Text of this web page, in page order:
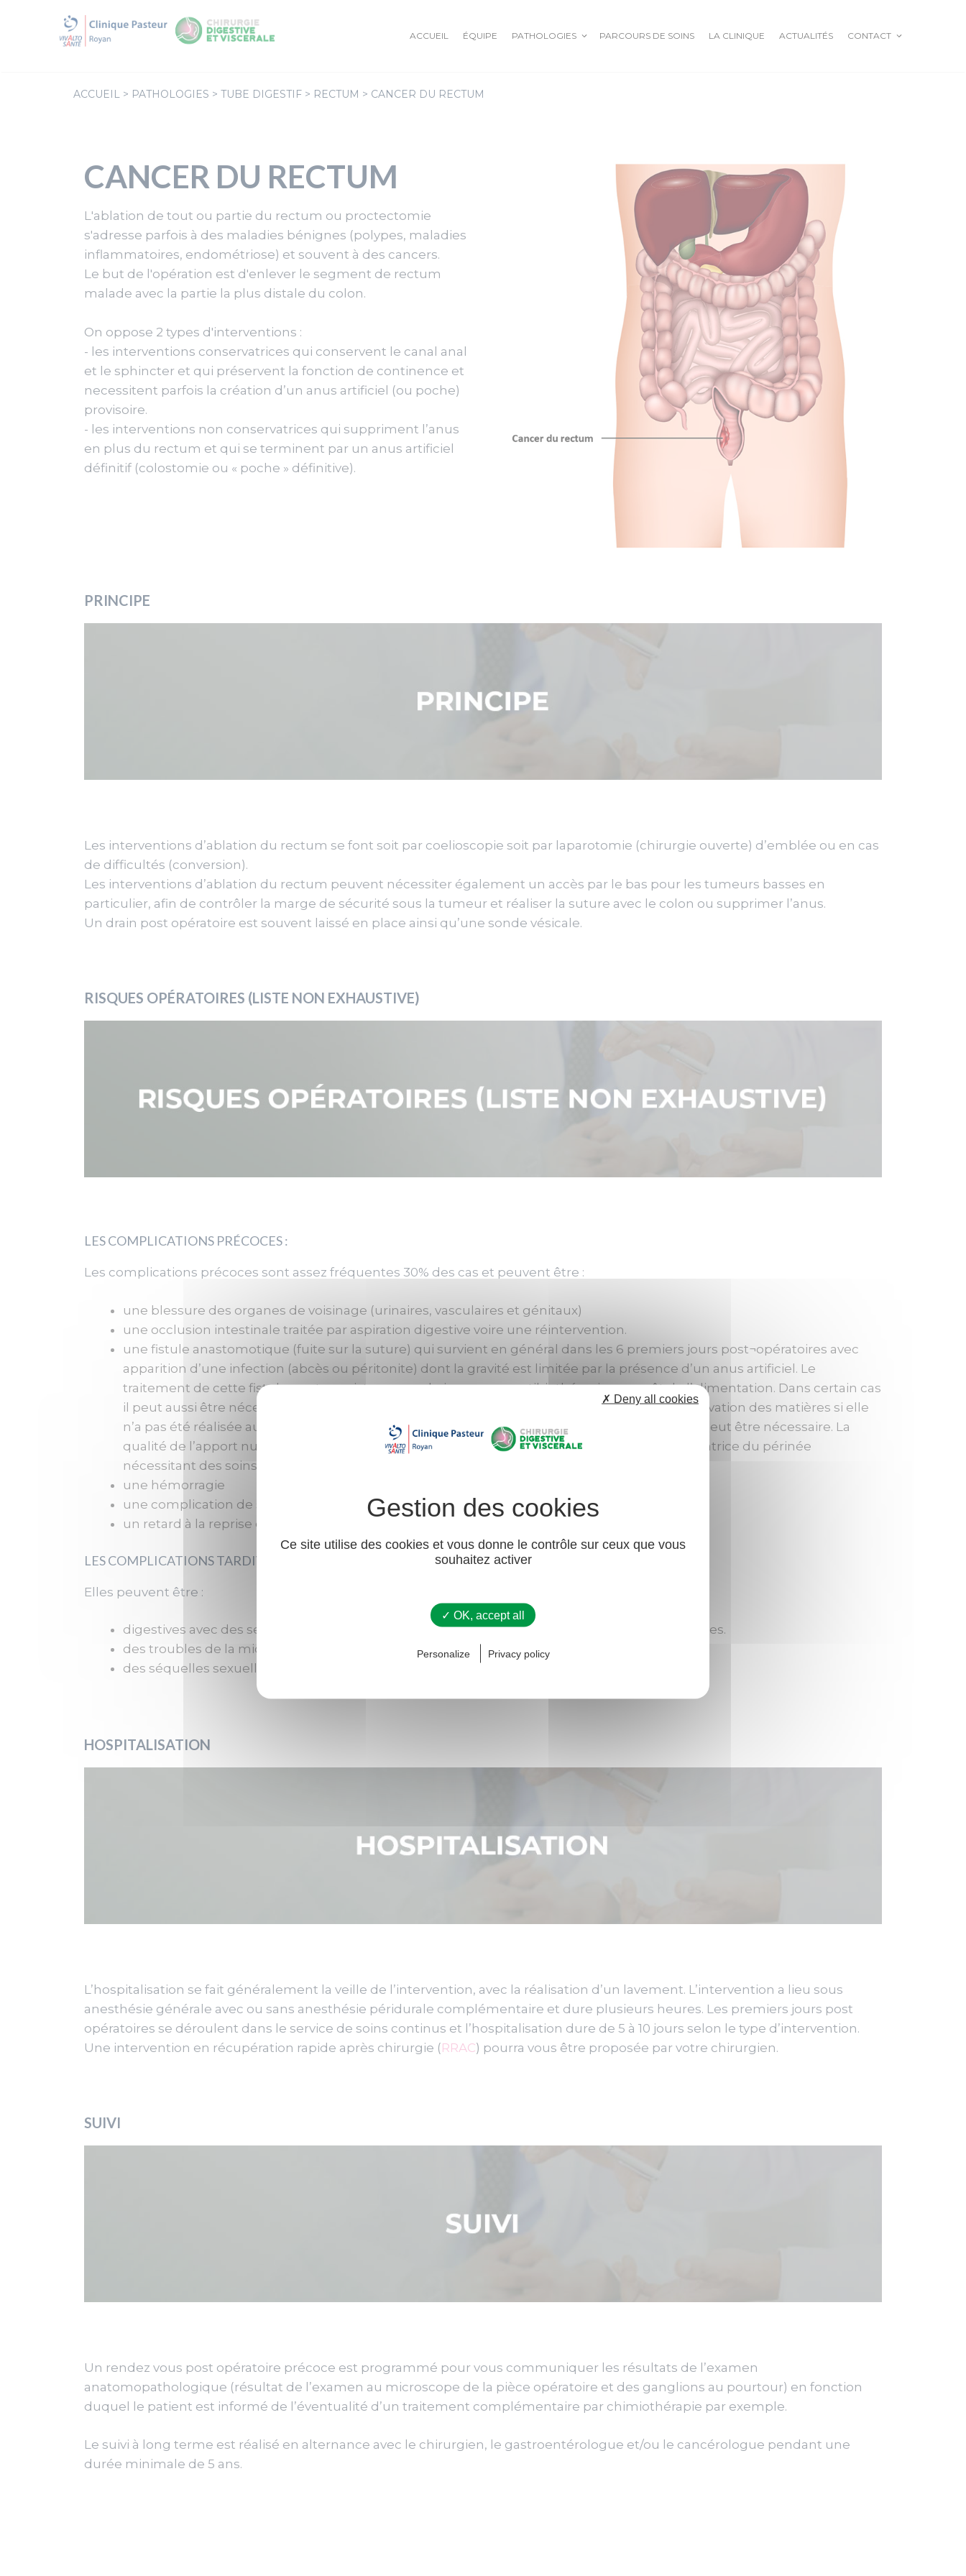
ACCUEIL ÉQUIPE PATHOLOGIES
L’OBÉSITÉ EN DÉTAILS
ANUS PROCTOLOGIE
HYPERPARATHYROÏDIE
PRIMAIRE
PANCREAS CHAMBRE IMPLANTABLE
PARCOURS DE SOINS LA CLINIQUE ACTUALITÉS CONTACT
ACCUEIL > PATHOLOGIES > TUBE DIGESTIF > RECTUM > CANCER DU RECTUM
CANCER DU RECTUM
L'ablation de tout ou partie du rectum ou proctectomie
s'adresse parfois à des maladies bénignes (polypes, maladies
inflammatoires, endométriose) et souvent à des cancers.
Le but de l'opération est d'enlever le segment de rectum
malade avec la partie la plus distale du colon.
On oppose 2 types d'interventions :
- les interventions conservatrices qui conservent le canal anal
et le sphincter et qui préservent la fonction de continence et
necessitent parfois la création d’un anus artificiel (ou poche)
provisoire.
- les interventions non conservatrices qui suppriment l’anus
en plus du rectum et qui se terminent par un anus artificiel
définitif (colostomie ou « poche » définitive).
PRINCIPE
Les interventions d’ablation du rectum se font soit par coelioscopie soit par laparotomie (chirurgie ouverte) d’emblée ou en cas
de difficultés (conversion).
Les interventions d’ablation du rectum peuvent nécessiter également un accès par le bas pour les tumeurs basses en
particulier, afin de contrôler la marge de sécurité sous la tumeur et réaliser la suture avec le colon ou supprimer l’anus.
Un drain post opératoire est souvent laissé en place ainsi qu’une sonde vésicale.
RISQUES OPÉRATOIRES (LISTE NON EXHAUSTIVE)
LES COMPLICATIONS PRÉCOCES :
Les complications précoces sont assez fréquentes 30% des cas et peuvent être :
une blessure des organes de voisinage (urinaires, vasculaires et génitaux)
une occlusion intestinale traitée par aspiration digestive voire une réintervention.
une fistule anastomotique (fuite sur la suture) qui survient en général dans les 6 premiers jours post¬opératoires avec
apparition d’une infection (abcès ou péritonite) dont la gravité est limitée par la présence d’un anus artificiel. Le
traitement de cette fistule peut consister en un drainage, une antibiothérapie, un arrêt de l’alimentation. Dans certain cas
il peut aussi être nécessaire de réopérer pour effectuer un nettoyage, un drainage et une dérivation des matières si elle
n’a pas été réalisée au départ. Dans les cas les plus sévères, un démontage de l’anastomose peut être nécessaire. La
qualité de l’apport nutritionnel est déterminante dans ces situations – une désunion de la cicatrice du périnée
nécessitant des soins prolongés en cas de suppression de l’anus.
une hémorragie
une complication de stomie (brulure cutanée, occlusion, invagination, prolapsus)
un retard à la reprise des mictions nécessitant le maintien de la sonde vésicale.
LES COMPLICATIONS TARDIVES :
Elles peuvent être :
digestives avec des selles fréquentes et impérieuses, faux besoins, fuites mineures ou majeures.
des troubles de la miction
des séquelles sexuelles avec des troubles soit de l’éjaculation soit de l’érection.
HOSPITALISATION
L’hospitalisation se fait généralement la veille de l’intervention, avec la réalisation d’un lavement. L’intervention a lieu sous
anesthésie générale avec ou sans anesthésie péridurale complémentaire et dure plusieurs heures. Les premiers jours post
opératoires se déroulent dans le service de soins continus et l’hospitalisation dure de 5 à 10 jours selon le type d’intervention.
Une intervention en récupération rapide après chirurgie (RRAC) pourra vous être proposée par votre chirurgien.
SUIVI
Un rendez vous post opératoire précoce est programmé pour vous communiquer les résultats de l’examen
anatomopathologique (résultat de l’examen au microscope de la pièce opératoire et des ganglions au pourtour) en fonction
duquel le patient est informé de l’éventualité d’un traitement complémentaire par chimiothérapie par exemple.
Le suivi à long terme est réalisé en alternance avec le chirurgien, le gastroentérologue et/ou le cancérologue pendant une
durée minimale de 5 ans.
Ce site utilise des cookies et vous donne le contrôle sur ceux que vous
souhaitez activer
✓ OK, accept all
✗ Deny all cookies
Personalize Privacy policy